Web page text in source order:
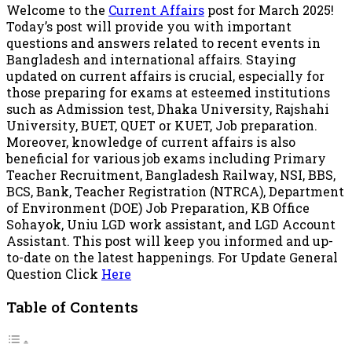
Welcome to the Current Affairs post for March 2025!
Today’s post will provide you with important
questions and answers related to recent events in
Bangladesh and international affairs. Staying
updated on current affairs is crucial, especially for
those preparing for exams at esteemed institutions
such as Admission test, Dhaka University, Rajshahi
University, BUET, QUET or KUET, Job preparation.
Moreover, knowledge of current affairs is also
beneficial for various job exams including Primary
Teacher Recruitment, Bangladesh Railway, NSI, BBS,
BCS, Bank, Teacher Registration (NTRCA), Department
of Environment (DOE) Job Preparation, KB Office
Sohayok, Uniu LGD work assistant, and LGD Account
Assistant. This post will keep you informed and up-
to-date on the latest happenings. For Update General
Question Click Here
Table of Contents